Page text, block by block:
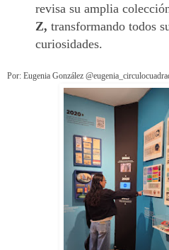
revisa su amplia
Z, transformando todos
curiosidades.
Por: Eugenia González